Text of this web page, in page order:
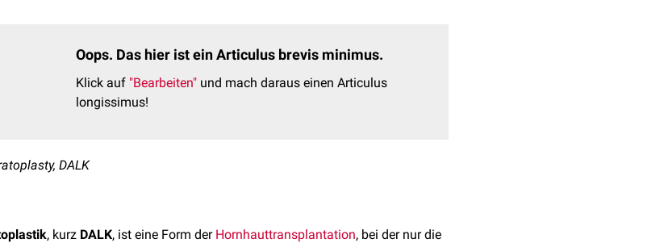
Oops. Das hier ist ein Articulus brevis minimus.
Klick auf "Bearbeiten" und mach daraus einen Articulus
longissimus!
DALK
, kurz DALK, ist eine Form der Hornhauttransplantation, bei der nur die